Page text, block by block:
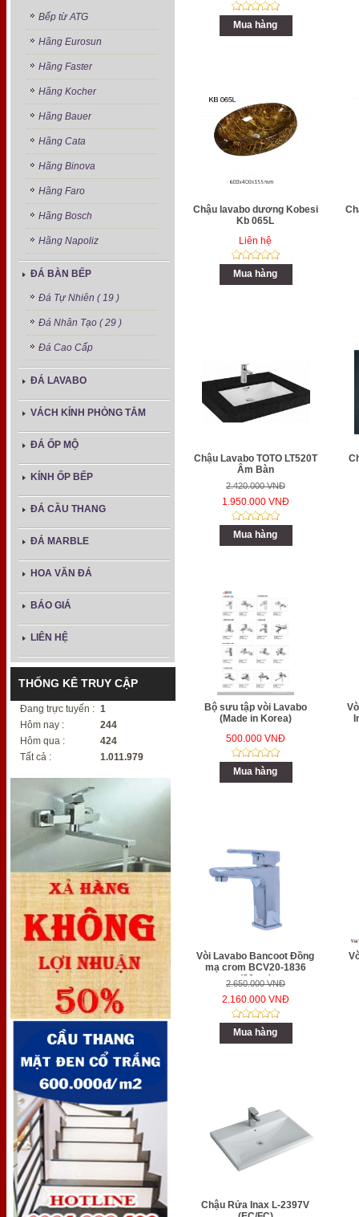
Bếp từ ATG
Hãng Eurosun
Hãng Faster
Hãng Kocher
Hãng Bauer
Hãng Cata
Hãng Binova
Hãng Faro
Hãng Bosch
Hãng Napoliz
ĐÁ BÀN BẾP
Đá Tự Nhiên ( 19 )
Đá Nhân Tạo ( 29 )
Đá Cao Cấp
ĐÁ LAVABO
VÁCH KÍNH PHÒNG TẮM
ĐÁ ỐP MỘ
KÍNH ỐP BẾP
ĐÁ CẦU THANG
ĐÁ MARBLE
HOA VĂN ĐÁ
BÁO GIÁ
LIÊN HỆ
THỐNG KÊ TRUY CẬP
Đang trực tuyến : 1
Hôm nay :
244
Hôm qua :
424
Tất cả :
1.011.979
Mua hàng
Chậu lavabo dương Kobesi
Kb 065L
Liên hệ
Mua hàng
Chậu Lavabo TOTO LT520T
Âm Bàn
2.420.000 VNĐ
1.950.000 VNĐ
Mua hàng
Bộ sưu tập vòi Lavabo
(Made in Korea)
500.000 VNĐ
Mua hàng
Vòi Lavabo Bancoot Đồng
mạ crom BCV20-1836
(20cm)
2.650.000 VNĐ
2.160.000 VNĐ
Mua hàng
Chậu Rửa Inax L-2397V